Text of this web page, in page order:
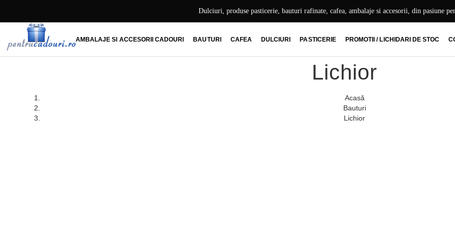
content
Dulciuri, produse pasticerie, bauturi rafinate, cafea, ambalaje si accesorii, din pasiune
AMBALAJE SI ACCESORII CADOURI BAUTURI CAFEA DULCIURI PASTICERIE PROMOTII / LICHIDARI DE STOC
Lichior
Acasă
Bauturi
Lichior